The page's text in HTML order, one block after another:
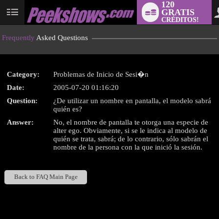
User
status
120
GRATIS
CRÉDITOS!
Frequently Asked Questions
Category:
Problemas de Inicio de Sesi�n
Date:
2005-07-20 01:16:20
Question:
¿De utilizar un nombre en pantalla, el modelo sabrá
quién es?
Answer:
No, el nombre de pantalla te otorga una especie de
alter ego. Obviamente, si se le indica al modelo de
quién se trata, sabrá; de lo contrario, sólo sabrán el
nombre de la persona con la que inició la sesión.
Back to FAQ Main Page
LIMITED TIME OFFER!